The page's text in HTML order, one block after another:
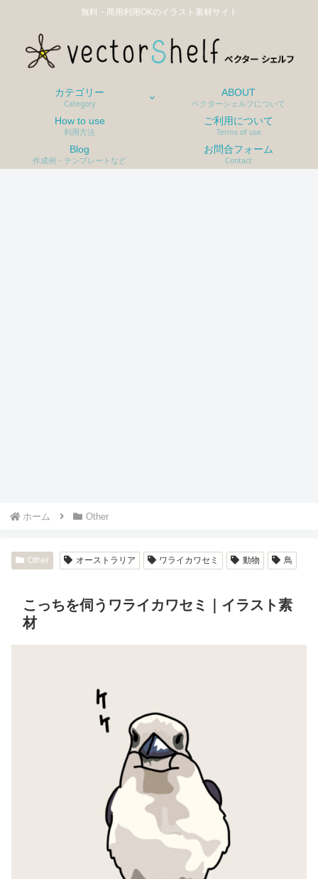
無料・商用利用OKのイラスト素材サイト
カテゴリー
Category
ABOUT
ベクターシェルフについて
How to use
利用方法
ご利用について
Terms of use
Blog
作成例・テンプレートなど
お問合フォーム
Contact
ホーム Other
Other オーストラリア ワライカワセミ 動物 鳥
こっちを伺うワライカワセミ｜イラスト素
材